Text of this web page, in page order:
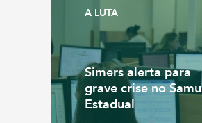
A LUTA
Simers alerta para
grave crise no Samu
Estadual